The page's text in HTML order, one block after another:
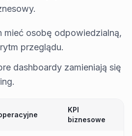
mieć osobę odpowiedzialną,
przeglądu.
dashboardy zamieniają się
KPI
biznesowe